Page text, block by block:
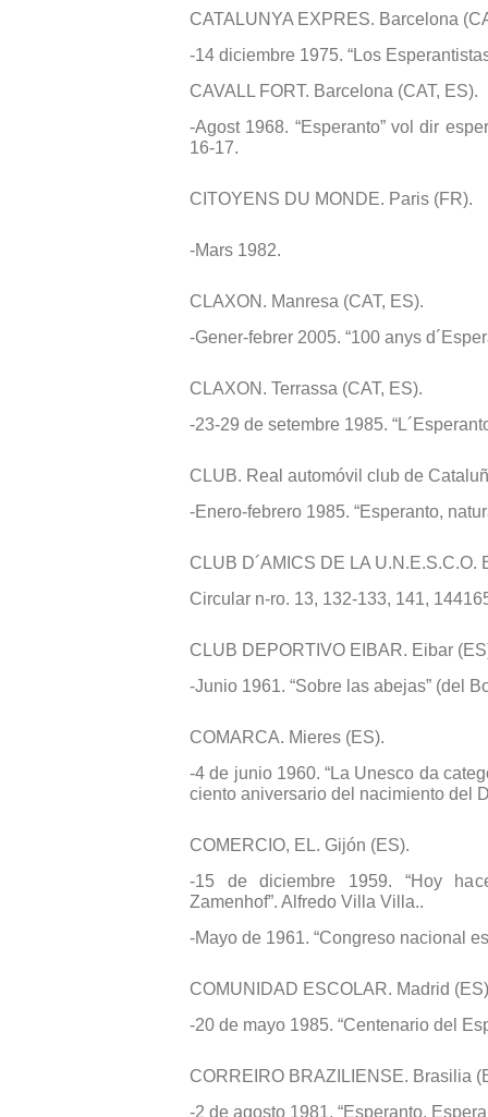
CATALUNYA EXPRES. Barcelona
-14 diciembre 1975. “Los
CAVALL FORT. Barcelona (CAT, ES).
-Agost 1968. “Esperanto” vol dir
16-17.
CITOYENS DU MONDE. Paris (FR).
-Mars 1982.
CLAXON. Manresa (CAT, ES).
-Gener-febrer 2005. “100 anys
CLAXON. Terrassa (CAT, ES).
-23-29 de setembre 1985.
CLUB. Real automóvil club de
-Enero-febrero 1985. “Esperanto,
CLUB D´AMICS DE LA U.N.E.S.C.O.
Circular n-ro. 13, 132-133, 141,
CLUB DEPORTIVO EIBAR. Eibar
-Junio 1961. “Sobre las abejas” (del
COMARCA. Mieres (ES).
-4 de junio 1960. “La Unesco da
ciento aniversario del nacimiento del
COMERCIO, EL. Gijón (ES).
-15 de diciembre 1959. “Hoy
Zamenhof”. Alfredo Villa Villa..
-Mayo de 1961. “Congreso nacional
COMUNIDAD ESCOLAR. Madrid
-20 de mayo 1985. “Centenario del
CORREIRO BRAZILIENSE. Brasilia
-2 de agosto 1981. “Esperanto,